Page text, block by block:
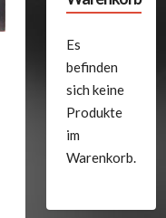
Es
befinden
sich keine
Produkte
im
Warenkorb.